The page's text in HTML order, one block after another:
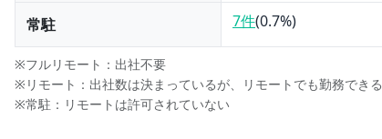
常駐 7件(0.7%)
※フルリモート：出社不要
※リモート：出社数は決まっているが、リモートでも勤務できる
※常駐：リモートは許可されていない